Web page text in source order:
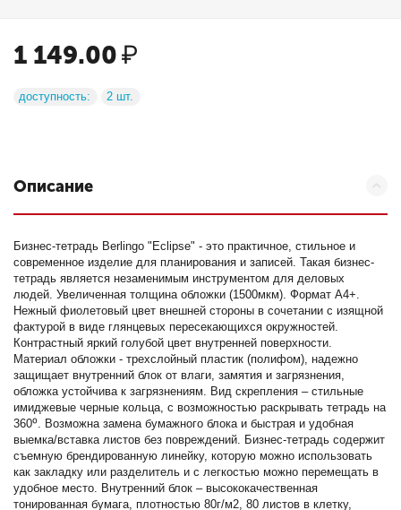
1 149.00₽
доступность: 2 шт.
Описание
Бизнес-тетрадь Berlingo "Eclipse" - это практичное, стильное и
современное изделие для планирования и записей. Такая бизнес-
тетрадь является незаменимым инструментом для деловых
людей. Увеличенная толщина обложки (1500мкм). Формат А4+.
Нежный фиолетовый цвет внешней стороны в сочетании с изящной
фактурой в виде глянцевых пересекающихся окружностей.
Контрастный яркий голубой цвет внутренней поверхности.
Материал обложки - трехслойный пластик (полифом), надежно
защищает внутренний блок от влаги, замятия и загрязнения,
обложка устойчива к загрязнениям. Вид скрепления – стильные
имиджевые черные кольца, с возможностью раскрывать тетрадь на
360⁰. Возможна замена бумажного блока и быстрая и удобная
выемка/вставка листов без повреждений. Бизнес-тетрадь содержит
съемную брендированную линейку, которую можно использовать
как закладку или разделитель и с легкостью можно перемещать в
удобное место. Внутренний блок – высококачественная
тонированная бумага, плотностью 80г/м2, 80 листов в клетку,